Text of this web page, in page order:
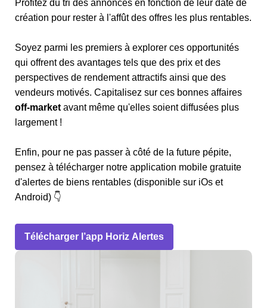
Profitez du tri des annonces en fonction de leur date de
création pour rester à l'affût des offres les plus rentables.
Soyez parmi les premiers à explorer ces opportunités
qui offrent des avantages tels que des prix et des
perspectives de rendement attractifs ainsi que des
vendeurs motivés. Capitalisez sur ces bonnes affaires
off-market avant même qu'elles soient diffusées plus
largement !
Enfin, pour ne pas passer à côté de la future pépite,
pensez à télécharger notre application mobile gratuite
d'alertes de biens rentables (disponible sur iOs et
Android) 👇
Télécharger l’app Horiz Alertes